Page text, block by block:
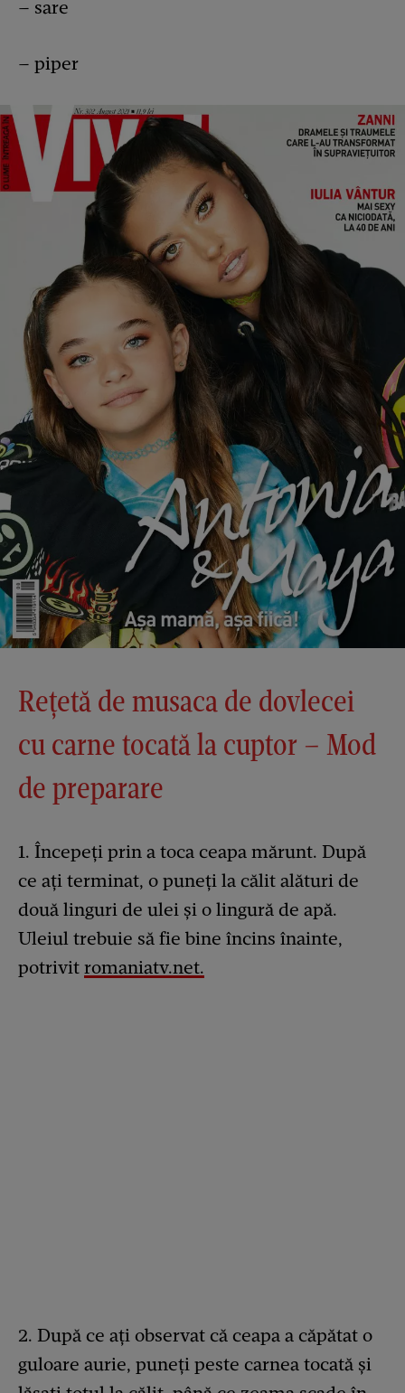
– sare
– piper
Rețetă de musaca de dovlecei
cu carne tocată la cuptor – Mod
de preparare
1. Începeți prin a toca ceapa mărunt. După
ce ați terminat, o puneți la călit alături de
două linguri de ulei și o lingură de apă.
Uleiul trebuie să fie bine încins înainte,
potrivit romaniatv.net.
2. După ce ați observat că ceapa a căpătat o
guloare aurie, puneți peste carnea tocată și